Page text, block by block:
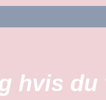
hvis